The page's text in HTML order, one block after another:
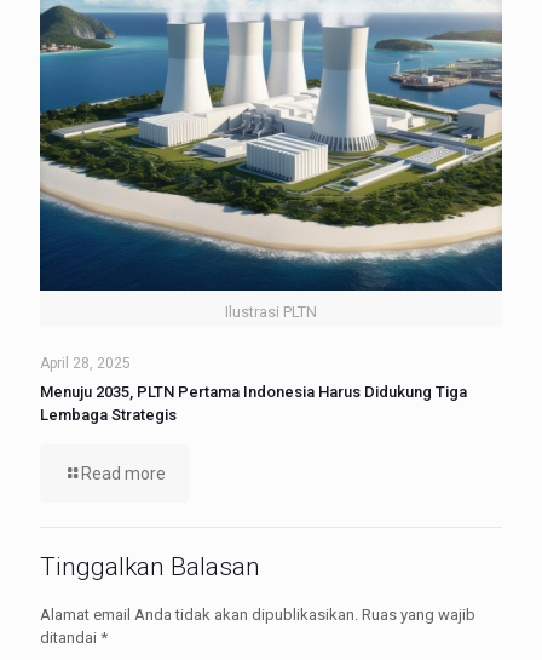
Ilustrasi PLTN
April 28, 2025
Menuju 2035, PLTN Pertama Indonesia Harus Didukung Tiga
Lembaga Strategis
Read more
Tinggalkan Balasan
Alamat email Anda tidak akan dipublikasikan. Ruas yang wajib
ditandai *